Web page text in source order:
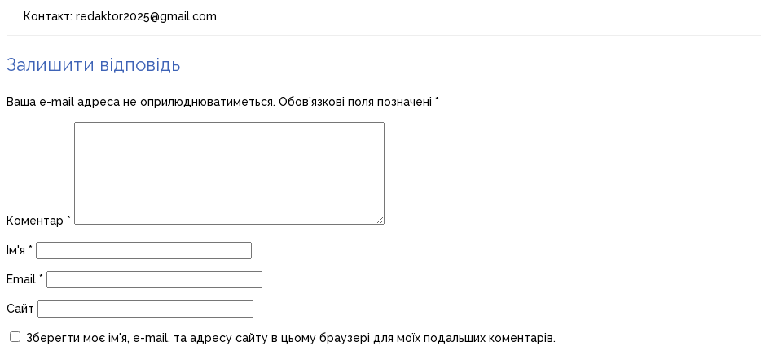
Контакт: redaktor2025@gmail.com
Залишити відповідь
Ваша e-mail адреса не оприлюднюватиметься. Обов’язкові поля позначені *
Коментар *
Ім'я *
Email *
Сайт
Зберегти моє ім'я, e-mail, та адресу сайту в цьому браузері для моїх подальших коментарів.